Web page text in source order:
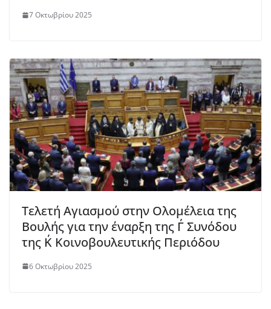
7 Οκτωβρίου 2025
Τελετή Αγιασμού στην Ολομέλεια της
Βουλής για την έναρξη της Γ΄ Συνόδου
της Κ΄ Κοινοβουλευτικής Περιόδου
6 Οκτωβρίου 2025